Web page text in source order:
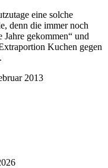
eine solche
denn die immer noch
Jahre gekommen
und
Kuchen gegen
2013